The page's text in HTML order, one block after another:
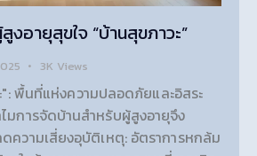
อายุสุขใจ “บ้านสุขภาวะ”
3K Views
": พื้นที่แห่งความปลอดภัยและอิสระ
มการจัดบ้านสำหรับผู้สูงอายุจึง
วามเสี่ยงอุบัติเหตุ: อัตราการหกล้ม